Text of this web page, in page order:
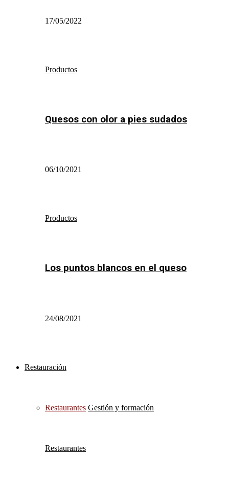
17/05/2022
Productos
Quesos con olor a pies sudados
06/10/2021
Productos
Los puntos blancos en el queso
24/08/2021
Restauración
Restaurantes Gestión y formación
Restaurantes